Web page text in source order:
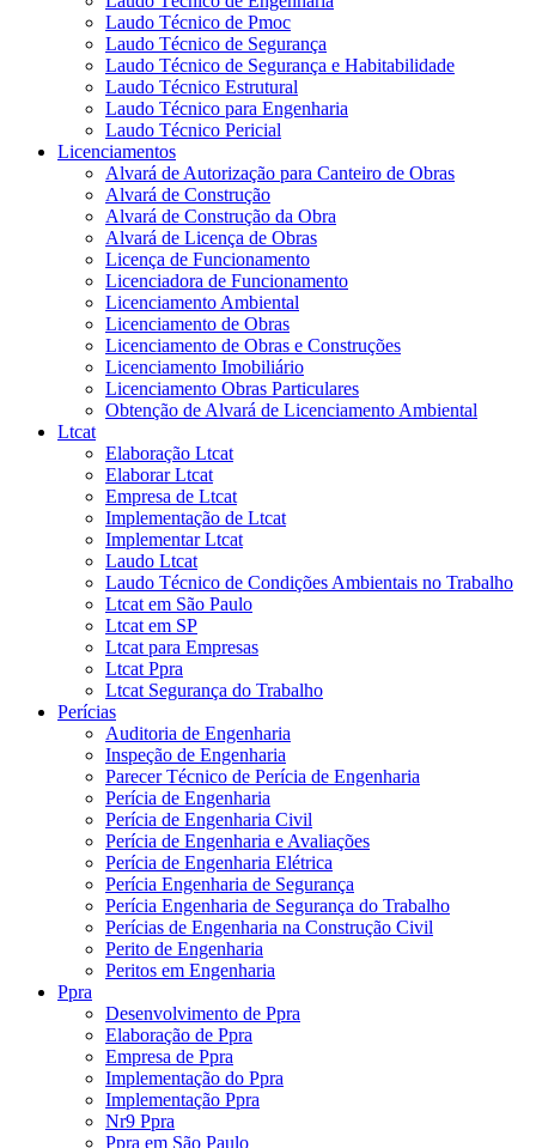
Laudo Técnico de Pmoc
Laudo Técnico de Segurança
Laudo Técnico de Segurança e Habitabilidade
Laudo Técnico Estrutural
Laudo Técnico para Engenharia
Laudo Técnico Pericial
Licenciamentos
Alvará de Autorização para Canteiro de Obras
Alvará de Construção
Alvará de Construção da Obra
Alvará de Licença de Obras
Licença de Funcionamento
Licenciadora de Funcionamento
Licenciamento Ambiental
Licenciamento de Obras
Licenciamento de Obras e Construções
Licenciamento Imobiliário
Licenciamento Obras Particulares
Obtenção de Alvará de Licenciamento Ambiental
Ltcat
Elaboração Ltcat
Elaborar Ltcat
Empresa de Ltcat
Implementação de Ltcat
Implementar Ltcat
Laudo Ltcat
Laudo Técnico de Condições Ambientais no Trabalho
Ltcat em São Paulo
Ltcat em SP
Ltcat para Empresas
Ltcat Ppra
Ltcat Segurança do Trabalho
Perícias
Auditoria de Engenharia
Inspeção de Engenharia
Parecer Técnico de Perícia de Engenharia
Perícia de Engenharia
Perícia de Engenharia Civil
Perícia de Engenharia e Avaliações
Perícia de Engenharia Elétrica
Perícia Engenharia de Segurança
Perícia Engenharia de Segurança do Trabalho
Perícias de Engenharia na Construção Civil
Perito de Engenharia
Peritos em Engenharia
Ppra
Desenvolvimento de Ppra
Elaboração de Ppra
Empresa de Ppra
Implementação do Ppra
Implementação Ppra
Nr9 Ppra
Ppra em São Paulo